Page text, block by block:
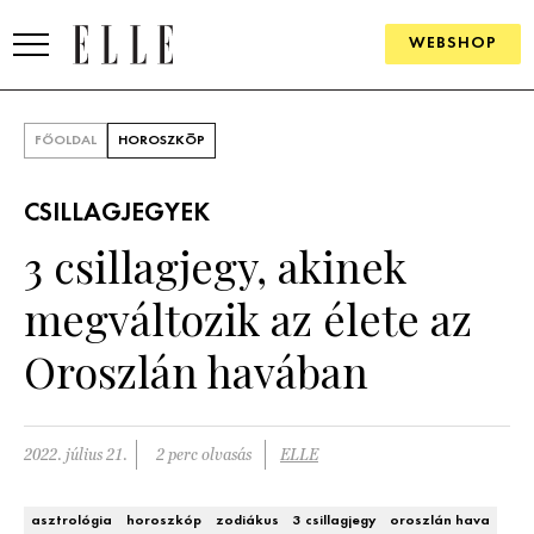
WEBSHOP
SZÉPSÉG
KULTÚRA
ÉLETMÓD
PÁRKAPCSOLAT
FŐOLDAL HOROSZKÓP
CSILLAGJEGYEK
3 csillagjegy, akinek
megváltozik az élete az
Oroszlán havában
2022. július 21. 2 perc olvasás ELLE
asztrológia horoszkóp zodiákus 3 csillagjegy oroszlán hava